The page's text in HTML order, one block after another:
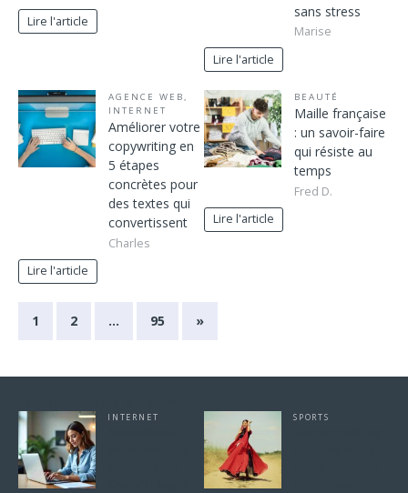
Lire l'article
sans stress
Marise
Lire l'article
AGENCE WEB,
INTERNET
Améliorer votre
copywriting en
5 étapes
concrètes pour
des textes qui
convertissent
Charles
Lire l'article
BEAUTÉ
Maille française
: un savoir-faire
qui résiste au
temps
Fred D.
Lire l'article
1 2 … 95 »
INTERNET SPORTS